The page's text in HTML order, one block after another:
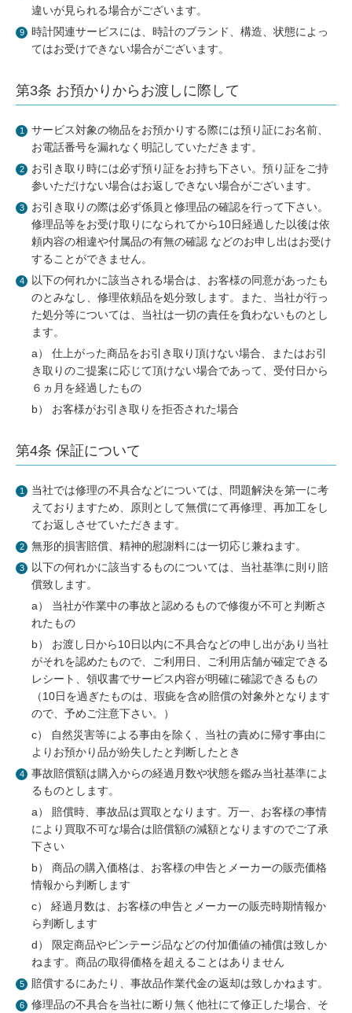
違いが見られる場合がございます。
時計関連サービスには、時計のブランド、構造、状態によっ
てはお受けできない場合がございます。
第3条 お預かりからお渡しに際して
サービス対象の物品をお預かりする際には預り証にお名前、
お電話番号を漏れなく明記していただきます。
お引き取り時には必ず預り証をお持ち下さい。預り証をご持
参いただけない場合はお返しできない場合がございます。
お引き取りの際は必ず係員と修理品の確認を行って下さい。
修理品等をお受け取りになられてから10日経過した以後は依
頼内容の相違や付属品の有無の確認 などのお申し出はお受け
することができません。
以下の何れかに該当される場合は、お客様の同意があったも
のとみなし、修理依頼品を処分致します。また、当社が行っ
た処分等については、当社は一切の責任を負わないものとし
ます。
a） 仕上がった商品をお引き取り頂けない場合、またはお引
き取りのご提案に応じて頂けない場合であって、受付日から
６ヵ月を経過したもの
b） お客様がお引き取りを拒否された場合
第4条 保証について
当社では修理の不具合などについては、問題解決を第一に考
えておりますため、原則として無償にて再修理、再加工をし
てお返しさせていただきます。
無形的損害賠償、精神的慰謝料には一切応じ兼ねます。
以下の何れかに該当するものについては、当社基準に則り賠
償致します。
a） 当社が作業中の事故と認めるもので修復が不可と判断さ
れたもの
b） お渡し日から10日以内に不具合などの申し出があり当社
がそれを認めたもので、ご利用日、ご利用店舗が確定できる
レシート、領収書でサービス内容が明確に確認できるもの
（10日を過ぎたものは、瑕疵を含め賠償の対象外となります
ので、予めご注意下さい。）
c） 自然災害等による事由を除く、当社の責めに帰す事由に
よりお預かり品が紛失したと判断したとき
事故賠償額は購入からの経過月数や状態を鑑み当社基準によ
るものとします。
a） 賠償時、事故品は買取となります。万一、お客様の事情
により買取不可な場合は賠償額の減額となりますのでご了承
下さい
b） 商品の購入価格は、お客様の申告とメーカーの販売価格
情報から判断します
c） 経過月数は、お客様の申告とメーカーの販売時期情報か
ら判断します
d） 限定商品やビンテージ品などの付加価値の補償は致しか
ねます。商品の取得価格を超えることはありません
賠償するにあたり、事故品作業代金の返却は致しかねます。
修理品の不具合を当社に断り無く他社にて修正した場合、そ